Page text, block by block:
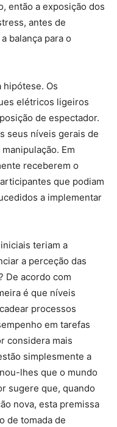
então a exposição dos
antes de
balança para o
hipótese. Os
elétricos ligeiros
de espectador.
seus níveis gerais de
Em
receberem o
que podiam
a implementar
teriam a
a perceção das
De acordo com
é que níveis
processos
em tarefas
considera mais
simplesmente a
lhes que o mundo
sugere que, quando
nova, esta premissa
de tomada de